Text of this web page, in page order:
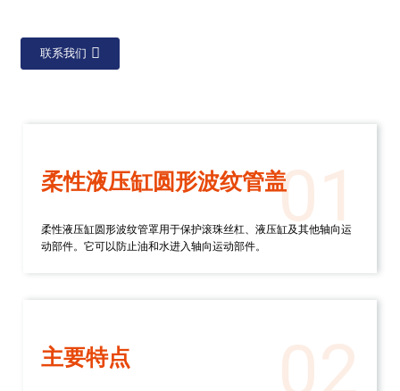
联系我们
01
柔性液压缸圆形波纹管盖
柔性液压缸圆形波纹管罩用于保护滚珠丝杠、液压缸及其他轴向运
动部件。它可以防止油和水进入轴向运动部件。
02
主要特点